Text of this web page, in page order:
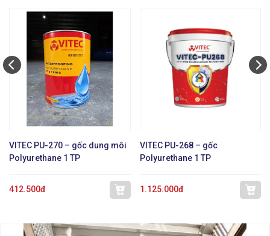
VITEC PU-270 – gốc dung môi
Polyurethane 1 TP
412.500đ
VITEC PU-268 – gốc
Polyurethane 1 TP
1.125.000đ